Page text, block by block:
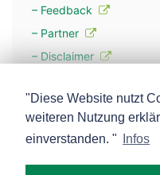
– Feedback
– Partner
– Disclaimer
– Werbung
– Mehr über unsere
"Diese Website nutzt
weiteren Nutzung
einverstanden. "
Infos